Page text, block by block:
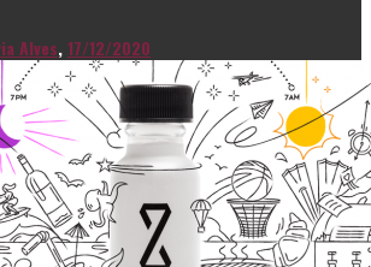
Alves,17/12/2020